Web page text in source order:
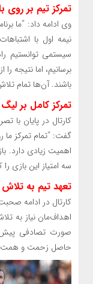
تمرکز تیم بر روی
وی ادامه داد: “ما
نیمه اول با
سیستمی توانستیم
برسانیم، اما نتیجه
باشند. آن‌ها تمام
تمرکز کامل بر لیگ
کارتال در پایان با
گفت: “تمام تمرکز ما
اهمیت زیادی دارد.
سه امتیاز این بازی
تعهد تیم به
کارتال در ادامه
اهداف‌مان نیاز به
صورت تصادفی پیش
حاصل زحمت و همت